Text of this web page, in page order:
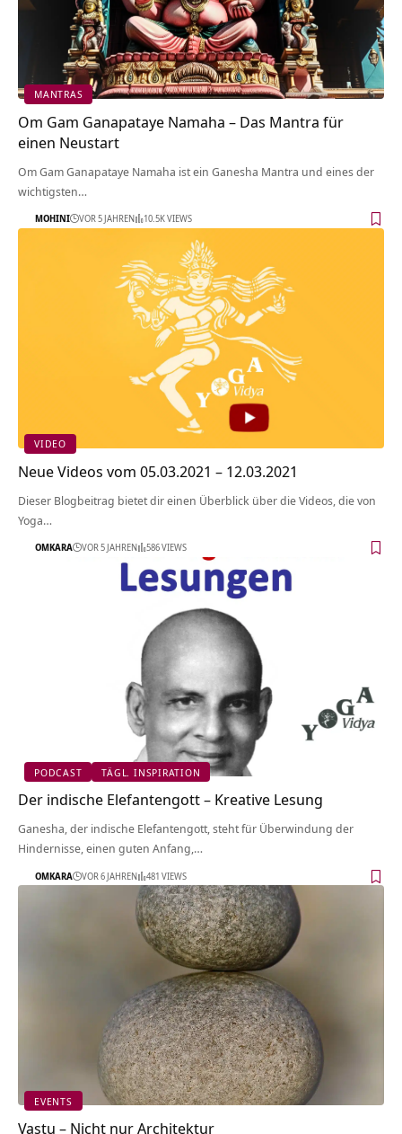
MANTRAS
Om Gam Ganapataye Namaha – Das Mantra für
einen Neustart
Om Gam Ganapataye Namaha ist ein Ganesha Mantra und eines der
wichtigsten…
MOHINI VOR 5 JAHREN 10.5K VIEWS
VIDEO
Neue Videos vom 05.03.2021 – 12.03.2021
Dieser Blogbeitrag bietet dir einen Überblick über die Videos, die von
Yoga…
OMKARA VOR 5 JAHREN 586 VIEWS
PODCAST TÄGL. INSPIRATION
Der indische Elefantengott – Kreative Lesung
Ganesha, der indische Elefantengott, steht für Überwindung der
Hindernisse, einen guten Anfang,…
OMKARA VOR 6 JAHREN 481 VIEWS
EVENTS
Vastu – Nicht nur Architektur